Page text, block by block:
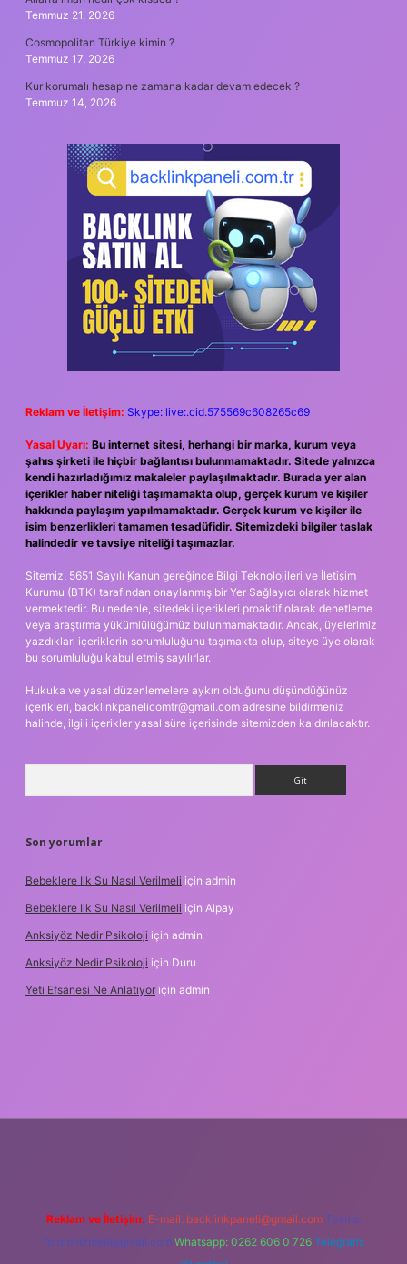
Temmuz 21, 2026
Cosmopolitan Türkiye kimin ?
Temmuz 17, 2026
Kur korumalı hesap ne zamana kadar devam edecek ?
Temmuz 14, 2026
Reklam ve İletişim: Skype: live:.cid.575569c608265c69
Yasal Uyarı: Bu internet sitesi, herhangi bir marka, kurum veya
şahıs şirketi ile hiçbir bağlantısı bulunmamaktadır. Sitede yalnızca
kendi hazırladığımız makaleler paylaşılmaktadır. Burada yer alan
içerikler haber niteliği taşımamakta olup, gerçek kurum ve kişiler
hakkında paylaşım yapılmamaktadır. Gerçek kurum ve kişiler ile
isim benzerlikleri tamamen tesadüfidir. Sitemizdeki bilgiler taslak
halindedir ve tavsiye niteliği taşımazlar.
Sitemiz, 5651 Sayılı Kanun gereğince Bilgi Teknolojileri ve İletişim
Kurumu (BTK) tarafından onaylanmış bir Yer Sağlayıcı olarak hizmet
vermektedir. Bu nedenle, sitedeki içerikleri proaktif olarak denetleme
veya araştırma yükümlülüğümüz bulunmamaktadır. Ancak, üyelerimiz
yazdıkları içeriklerin sorumluluğunu taşımakta olup, siteye üye olarak
bu sorumluluğu kabul etmiş sayılırlar.
Hukuka ve yasal düzenlemelere aykırı olduğunu düşündüğünüz
içerikleri, backlinkpanelicomtr@gmail.com adresine bildirmeniz
halinde, ilgili içerikler yasal süre içerisinde sitemizden kaldırılacaktır.
Son yorumlar
Bebeklere Ilk Su Nasıl Verilmeli için admin
Bebeklere Ilk Su Nasıl Verilmeli için Alpay
Anksiyöz Nedir Psikoloji için admin
Anksiyöz Nedir Psikoloji için Duru
Yeti Efsanesi Ne Anlatıyor için admin
Reklam ve İletişim: E-mail: backlinkpaneli@gmail.com Teams:
forumhizmeti@gmail.com Whatsapp: 0262 606 0 726 Telegram: